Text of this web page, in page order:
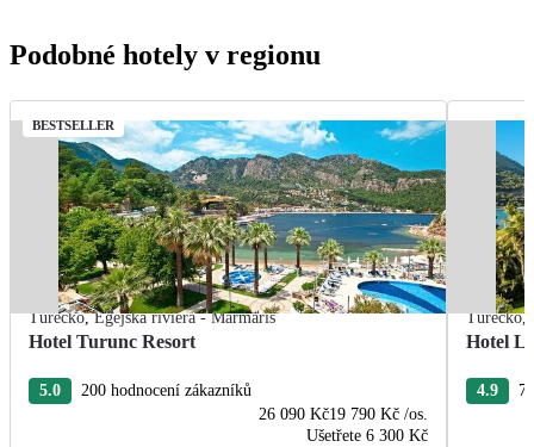
Podobné hotely v regionu
BESTSELLER
Turecko,Egejská riviéra - Marmaris
Hotel Turunc Resort
5.0
200 hodnocení zákazníků
26 090 Kč19 790 Kč /os.
Ušetřete 6 300 Kč
Turecko,
Hotel
4.9